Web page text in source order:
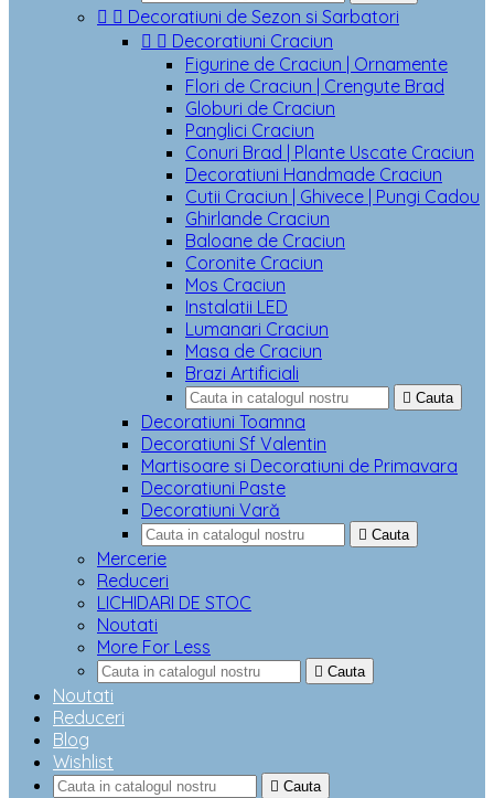
  Decoratiuni de Sezon si Sarbatori
  Decoratiuni Craciun
Figurine de Craciun | Ornamente
Flori de Craciun | Crengute Brad
Globuri de Craciun
Panglici Craciun
Conuri Brad | Plante Uscate Craciun
Decoratiuni Handmade Craciun
Cutii Craciun | Ghivece | Pungi Cadou
Ghirlande Craciun
Baloane de Craciun
Coronite Craciun
Mos Craciun
Instalatii LED
Lumanari Craciun
Masa de Craciun
Brazi Artificiali
 Cauta
Decoratiuni Toamna
Decoratiuni Sf Valentin
Martisoare si Decoratiuni de Primavara
Decoratiuni Paste
Decoratiuni Vară
 Cauta
Mercerie
Reduceri
LICHIDARI DE STOC
Noutati
More For Less
 Cauta
Noutati
Reduceri
Blog
Wishlist
 Cauta